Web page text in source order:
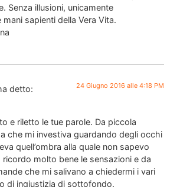
Senza illusioni, unicamente
sapienti della Vera Vita.
detto: 24 Giugno 2016 alle 4:18 PM
e riletto le tue parole. Da piccola
che mi investiva guardando degli occhi
quell’ombra alla quale non sapevo
ricordo molto bene le sensazioni e da
che mi salivano a chiedermi i vari
di ingiustizia di sottofondo.